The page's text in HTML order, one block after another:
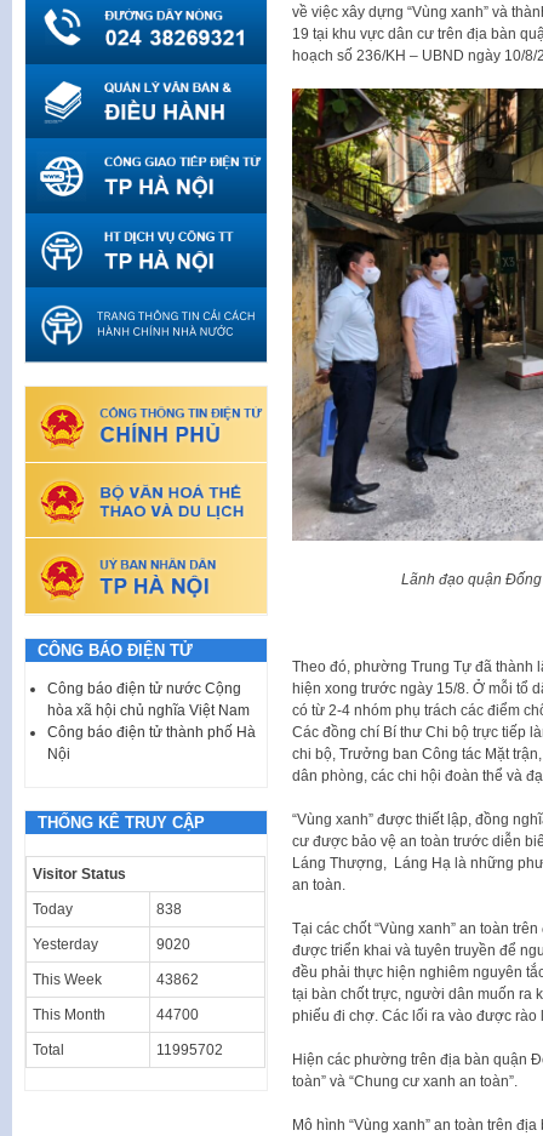
về việc xây dựng “Vùng xanh” và
19 tại khu vực dân cư trên địa bàn
hoạch số 236/KH – UBND ngày 10/
Lãnh đạo quận Đống
Theo đó, phường Trung Tự đã thành
hiện xong trước ngày 15/8. Ở mỗi tổ
có từ 2-4 nhóm phụ trách các điểm
Các đồng chí Bí thư Chi bộ trực tiếp
chi bộ, Trưởng ban Công tác Mặt
dân phòng, các chi hội đoàn thể và
“Vùng xanh” được thiết lập, đồng
cư được bảo vệ an toàn trước diễn
Láng Thượng, Láng Hạ là những
an toàn.
Tại các chốt “Vùng xanh” an toàn
được triển khai và tuyên truyền để
đều phải thực hiện nghiêm nguyên
tại bàn chốt trực, người dân muốn ra
phiếu đi chợ. Các lối ra vào được rào
Hiện các phường trên địa bàn quận
toàn” và “Chung cư xanh an toàn”.
Mô hình “Vùng xanh” an toàn trên
CÔNG BÁO ĐIỆN TỬ
Công báo điện tử nước Cộng
hòa xã hội chủ nghĩa Việt Nam
Công báo điện tử thành phố Hà
Nội
THỐNG KÊ TRUY CẬP
Visitor Status
Today 838
Yesterday 9020
This Week 43862
This Month 44700
Total 11995702